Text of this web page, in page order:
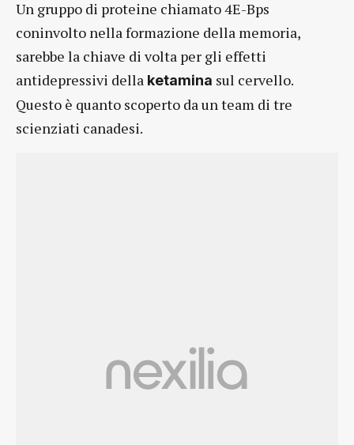
Un gruppo di proteine chiamato 4E-Bps
coninvolto nella formazione della memoria,
sarebbe la chiave di volta per gli effetti
antidepressivi della ketamina sul cervello.
Questo è quanto scoperto da un team di tre
scienziati canadesi.